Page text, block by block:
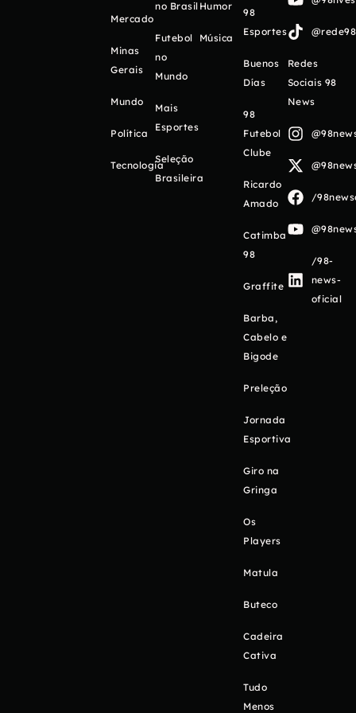
Mercado
Minas
Gerais
Mundo
Política
Tecnologia
no Brasil
Futebol
no
Mundo
Mais
Esportes
Seleção
Brasileira
Humor
Música
98
Esportes
Buenos
Días
98
Futebol
Clube
Ricardo
Amado
Catimba
98
Graffite
Barba,
Cabelo e
Bigode
Preleção
Jornada
Esportiva
Giro na
Gringa
Os
Players
Matula
Buteco
Cadeira
Cativa
Tudo
Menos
Redes
Sociais 98
News
/
/98-
news-
oficial